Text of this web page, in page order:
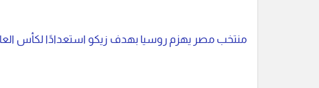
منتخب مصر يهزم روسيا بهدف زيكو استعدادًا لكأس العالم